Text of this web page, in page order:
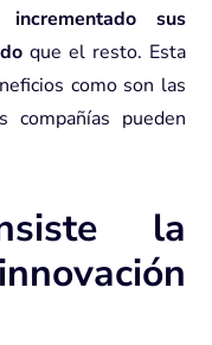
incrementado sus
que el resto. Esta
como son las
compañías pueden
la